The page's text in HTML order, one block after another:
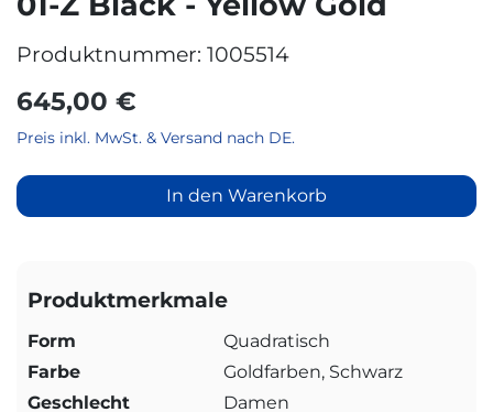
Produktnummer: 1005514
645,00 €
Preis inkl. MwSt. & Versand nach DE.
In den Warenkorb
Produktmerkmale
Form
Quadratisch
Farbe
Goldfarben, Schwarz
Geschlecht
Damen